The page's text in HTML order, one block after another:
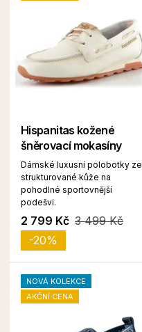
Hispanitas kožené
šněrovací mokasíny
Dámské luxusní polobotky ze
strukturované kůže na
pohodlné sportovnější
podešvi.
2 799 Kč 3 499 Kč
-20%
NOVÁ KOLEKCE
AKČNÍ CENA